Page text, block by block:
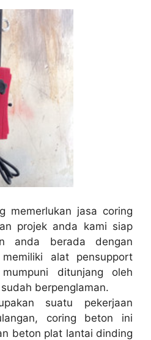
memerlukan jasa coring
projek anda kami siap
anda berada dengan
alat pensupport
ditunjang oleh
berpenglaman.
suatu pekerjaan
coring beton ini
beton plat lantai dinding